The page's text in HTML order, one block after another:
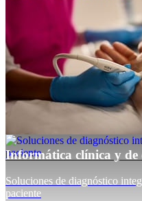
Informática clínica y de
Soluciones de diagnóstico
paciente